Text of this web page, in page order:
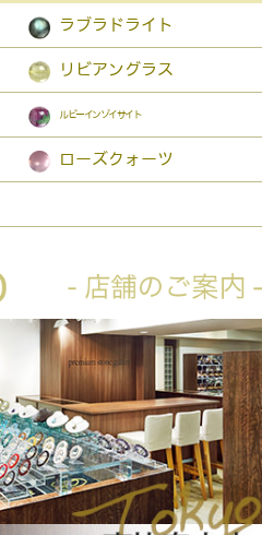
ラブラドライト
リビアングラス
ルビーインゾイサイト
ローズクォーツ